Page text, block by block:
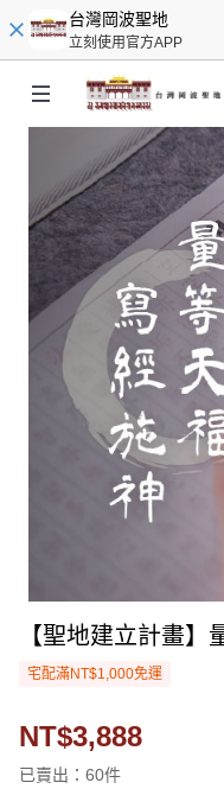
台灣岡波聖地
立刻使用官方APP
【聖地建立計畫】
宅配滿NT$1,000免運
NT$3,888
已賣出：60件